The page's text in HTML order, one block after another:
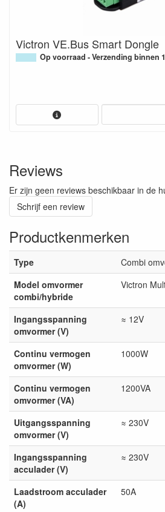
Victron VE.Bus Smart Dongle
Op voorraad - Verzending binnen
Reviews
Er zijn geen reviews beschikbaar in de
Schrijf een review
Productkenmerken
Type
Combi
Model omvormer
combi/hybride
Victron
Ingangsspanning
omvormer (V)
≈ 12V
Continu vermogen
omvormer (W)
1000W
Continu vermogen
omvormer (VA)
1200VA
Uitgangsspanning
omvormer (V)
≈ 230V
Ingangsspanning
acculader (V)
≈ 230V
Laadstroom acculader
(A)
50A